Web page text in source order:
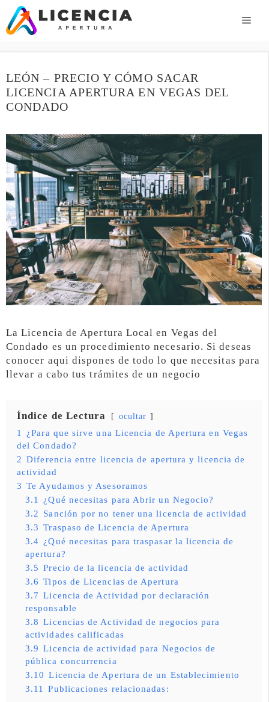
Saltar
contenido
LEÓN – PRECIO Y CÓMO SACAR
LICENCIA APERTURA EN VEGAS DEL
CONDADO
La Licencia de Apertura Local en Vegas del
Condado es un procedimiento necesario. Si deseas
conocer aqui dispones de todo lo que necesitas para
llevar a cabo tus trámites de un negocio
Índice de Lectura ocultar
1
¿Para que sirve una Licencia de Apertura en Vegas
del Condado?
2 Diferencia entre licencia de apertura y licencia de
actividad
3 Te Ayudamos y Asesoramos
3.1
¿Qué necesitas para Abrir un Negocio?
3.2 Sanción por no tener una licencia de actividad
3.3 Traspaso de Licencia de Apertura
3.4 ¿Qué necesitas para traspasar la licencia de
apertura?
3.5 Precio de la licencia de actividad
3.6 Tipos de Licencias de Apertura
3.7 Licencia de Actividad por declaración
responsable
3.8 Licencias de Actividad de negocios para
actividades calificadas
3.9 Licencia de actividad para Negocios de
pública concurrencia
3.10 Licencia de Apertura de un Establecimiento
3.11
Publicaciones relacionadas: